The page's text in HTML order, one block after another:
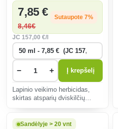
7,85 €
8,46€
Sutaupote 7%
JC157,00 €/l
− + Į krepšelį
Lapinio veikimo herbicidas,
skirtas atsparių dviskilčių
sėklose, naujai sukurtose ir
Sandėlyje > 20 vnt